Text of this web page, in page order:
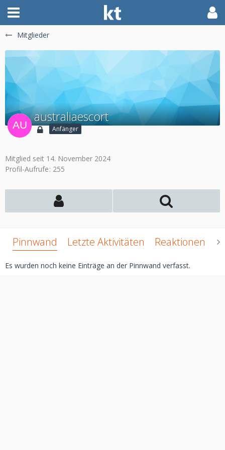
Mitglieder
australiaescort
Anfänger
Mitglied seit 14. November 2024
Profil-Aufrufe 255
Pinnwand Letzte Aktivitäten Reaktionen
Es wurden noch keine Einträge an der Pinnwand verfasst.